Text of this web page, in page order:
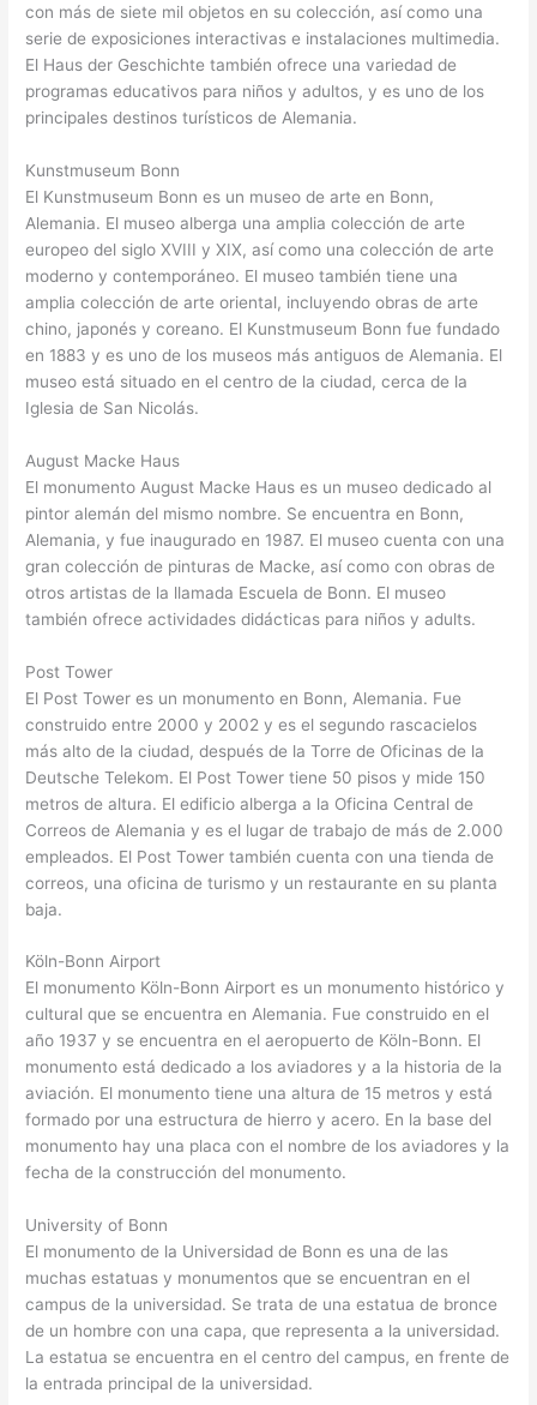
con más de siete mil objetos en su colección, así como una
serie de exposiciones interactivas e instalaciones multimedia.
El Haus der Geschichte también ofrece una variedad de
programas educativos para niños y adultos, y es uno de los
principales destinos turísticos de Alemania.
Kunstmuseum Bonn
El Kunstmuseum Bonn es un museo de arte en Bonn,
Alemania. El museo alberga una amplia colección de arte
europeo del siglo XVIII y XIX, así como una colección de arte
moderno y contemporáneo. El museo también tiene una
amplia colección de arte oriental, incluyendo obras de arte
chino, japonés y coreano. El Kunstmuseum Bonn fue fundado
en 1883 y es uno de los museos más antiguos de Alemania. El
museo está situado en el centro de la ciudad, cerca de la
Iglesia de San Nicolás.
August Macke Haus
El monumento August Macke Haus es un museo dedicado al
pintor alemán del mismo nombre. Se encuentra en Bonn,
Alemania, y fue inaugurado en 1987. El museo cuenta con una
gran colección de pinturas de Macke, así como con obras de
otros artistas de la llamada Escuela de Bonn. El museo
también ofrece actividades didácticas para niños y adults.
Post Tower
El Post Tower es un monumento en Bonn, Alemania. Fue
construido entre 2000 y 2002 y es el segundo rascacielos
más alto de la ciudad, después de la Torre de Oficinas de la
Deutsche Telekom. El Post Tower tiene 50 pisos y mide 150
metros de altura. El edificio alberga a la Oficina Central de
Correos de Alemania y es el lugar de trabajo de más de 2.000
empleados. El Post Tower también cuenta con una tienda de
correos, una oficina de turismo y un restaurante en su planta
baja.
Köln-Bonn Airport
El monumento Köln-Bonn Airport es un monumento histórico y
cultural que se encuentra en Alemania. Fue construido en el
año 1937 y se encuentra en el aeropuerto de Köln-Bonn. El
monumento está dedicado a los aviadores y a la historia de la
aviación. El monumento tiene una altura de 15 metros y está
formado por una estructura de hierro y acero. En la base del
monumento hay una placa con el nombre de los aviadores y la
fecha de la construcción del monumento.
University of Bonn
El monumento de la Universidad de Bonn es una de las
muchas estatuas y monumentos que se encuentran en el
campus de la universidad. Se trata de una estatua de bronce
de un hombre con una capa, que representa a la universidad.
La estatua se encuentra en el centro del campus, en frente de
la entrada principal de la universidad.